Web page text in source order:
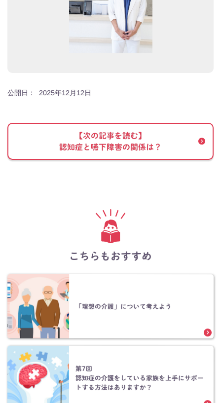
公開日： 2025年12月12日
【次の記事を読む】
認知症と嚥下障害の関係は？
こちらもおすすめ
「理想の介護」について考えよう
第7回
認知症の介護をしている家族を上手にサポー
トする方法はありますか？